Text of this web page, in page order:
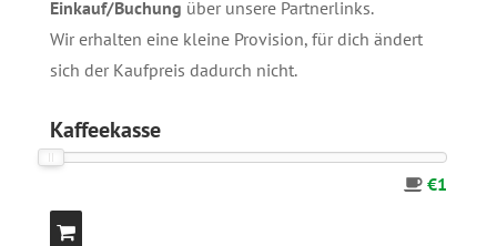
Einkauf/Buchung über unsere Partnerlinks.
Wir erhalten eine kleine Provision, für dich ändert
sich der Kaufpreis dadurch nicht.
Kaffeekasse
€1